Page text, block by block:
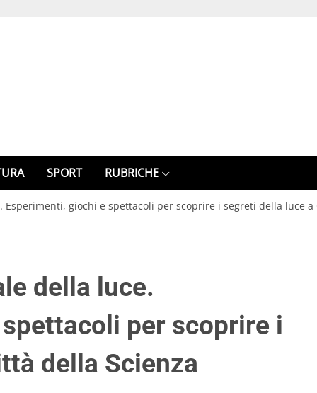
SPORT RUBRICHE
giochi e spettacoli per scoprire i segreti della luce a
della luce.
per scoprire i
della Scienza